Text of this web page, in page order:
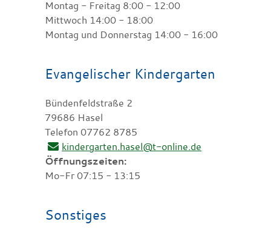
Montag - Freitag 8:00 - 12:00
Mittwoch 14:00 - 18:00
Montag und Donnerstag 14:00 - 16:00
Evangelischer Kindergarten
Bündenfeldstraße 2
79686 Hasel
Telefon 07762 8785
kindergarten.hasel@t-online.de
Öffnungszeiten:
Mo-Fr 07:15 - 13:15
Sonstiges